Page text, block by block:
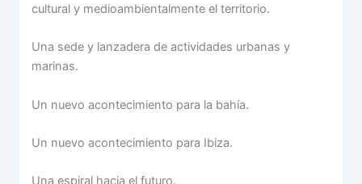
cultural y medioambientalmente el territorio.
Una sede y lanzadera de actividades urbanas y
marinas.
Un nuevo acontecimiento para la bahía.
Un nuevo acontecimiento para Ibiza.
Una espiral hacia el futuro.